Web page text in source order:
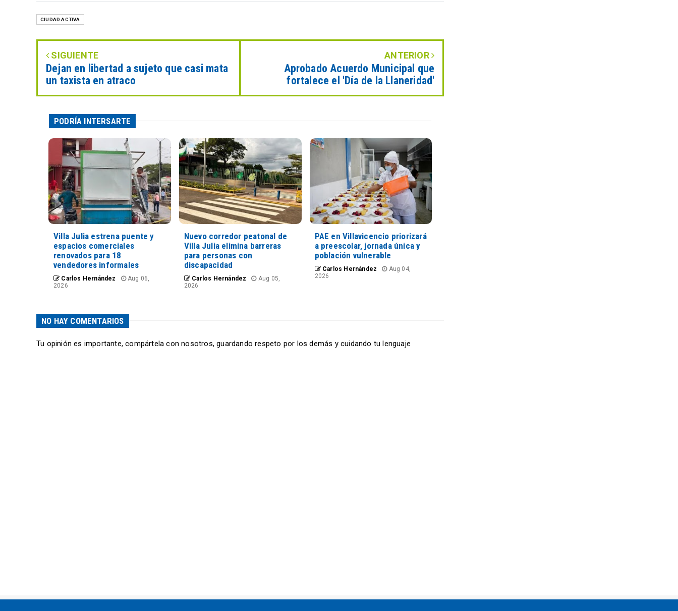
CIUDAD ACTIVA
SIGUIENTE
Dejan en libertad a sujeto que casi mata
un taxista en atraco
ANTERIOR
Aprobado Acuerdo Municipal que
fortalece el 'Día de la Llaneridad'
PODRÍA INTERSARTE
Villa Julia estrena puente y
espacios comerciales
renovados para 18
vendedores informales
Carlos Hernández
Aug 06,
2026
Nuevo corredor peatonal de
Villa Julia elimina barreras
para personas con
discapacidad
Carlos Hernández
Aug 05,
2026
PAE en Villavicencio priorizará
a preescolar, jornada única y
población vulnerable
Carlos Hernández
Aug 04,
2026
NO HAY COMENTARIOS
Tu opinión es importante, compártela con nosotros, guardando respeto por los demás y cuidando tu lenguaje